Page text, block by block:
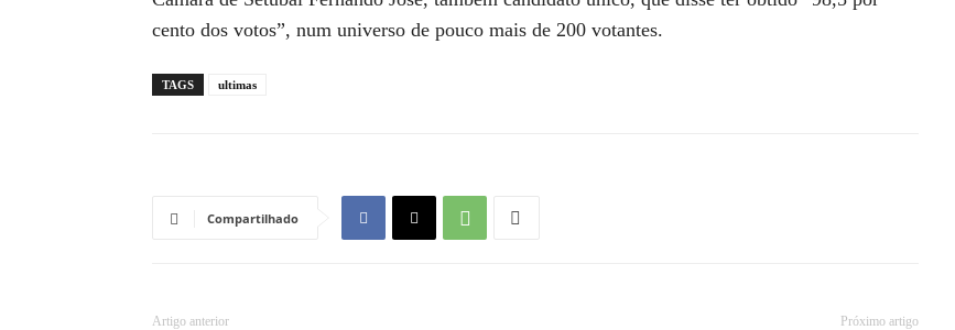
cento dos votos”, num universo de pouco mais de 200 votantes.
TAGS ultimas
Compartilhado
Artigo anterior Próximo artigo